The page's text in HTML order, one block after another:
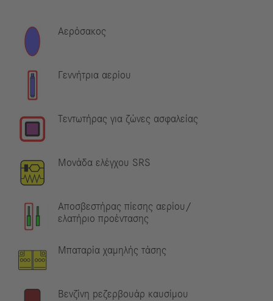
Αερόσακος
Γεννήτρια αερίου
Τεντωτήρας για ζώνες ασφαλείας
Μονάδα ελέγχου SRS
Αποσβεστήρας πίεσης αερίου/
ελατήριο προέντασης
Μπαταρία χαμηλής τάσης
Βενζίνη pεζερβουάρ καυσίμου